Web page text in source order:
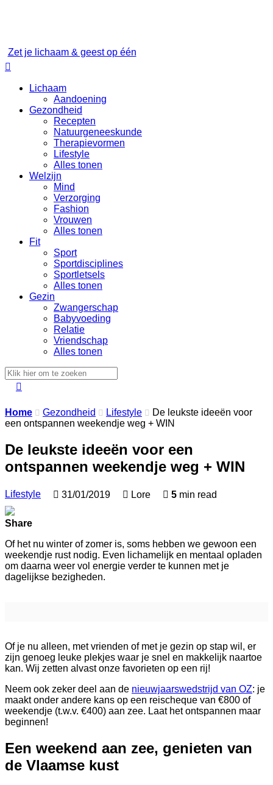
Zet je lichaam & geest op één

Lichaam
Aandoening
Gezondheid
Recepten
Natuurgeneeskunde
Therapievormen
Lifestyle
Alles tonen
Welzijn
Mind
Verzorging
Fashion
Vrouwen
Alles tonen
Fit
Sport
Sportdisciplines
Sportletsels
Alles tonen
Gezin
Zwangerschap
Babyvoeding
Relatie
Vriendschap
Alles tonen

Home  Gezondheid  Lifestyle  De leukste ideeën voor
een ontspannen weekendje weg + WIN
De leukste ideeën voor een
ontspannen weekendje weg + WIN
Lifestyle  31/01/2019  Lore  5 min read
Share
Of het nu winter of zomer is, soms hebben we gewoon een
weekendje rust nodig. Even lichamelijk en mentaal opladen
om daarna weer vol energie verder te kunnen met je
dagelijkse bezigheden.
Of je nu alleen, met vrienden of met je gezin op stap wil, er
zijn genoeg leuke plekjes waar je snel en makkelijk naartoe
kan. Wij zetten alvast onze favorieten op een rij!
Neem ook zeker deel aan de nieuwjaarswedstrijd van OZ: je
maakt onder andere kans op een reischeque van €800 of
weekendje (t.w.v. €400) aan zee. Laat het ontspannen maar
beginnen!
Een weekend aan zee, genieten van
de Vlaamse kust